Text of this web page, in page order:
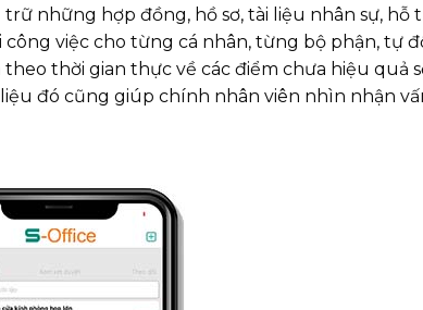
những hợp đồng, hồ sơ, tài liệu nhân sự,
công việc cho từng cá nhân, từng bộ phận, tự
thời gian thực về các điểm chưa hiệu quả
đó cũng giúp chính nhân viên nhìn nhận